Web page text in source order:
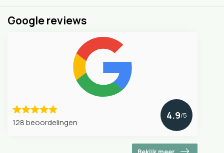
Google reviews
128 beoordelingen
4.9/5